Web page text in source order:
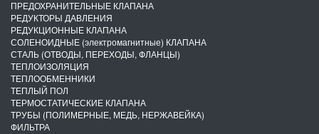
ПРЕДОХРАНИТЕЛЬНЫЕ КЛАПАНА
РЕДУКТОРЫ ДАВЛЕНИЯ
РЕДУКЦИОННЫЕ КЛАПАНА
СОЛЕНОИДНЫЕ (электромагнитные) КЛАПАНА
СТАЛЬ (ОТВОДЫ, ПЕРЕХОДЫ, ФЛАНЦЫ)
ТЕПЛОИЗОЛЯЦИЯ
ТЕПЛООБМЕННИКИ
ТЕПЛЫЙ ПОЛ
ТЕРМОСТАТИЧЕСКИЕ КЛАПАНА
ТРУБЫ (ПОЛИМЕРНЫЕ, МЕДЬ, НЕРЖАВЕЙКА)
ФИЛЬТРА